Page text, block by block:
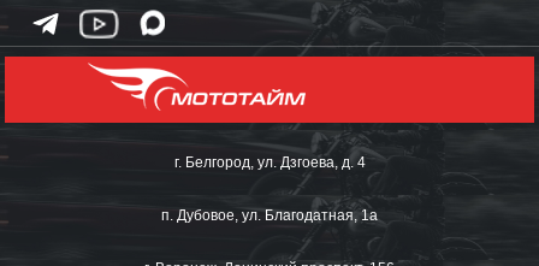
г. Белгород, ул. Дзгоева, д. 4
п. Дубовое, ул. Благодатная, 1а